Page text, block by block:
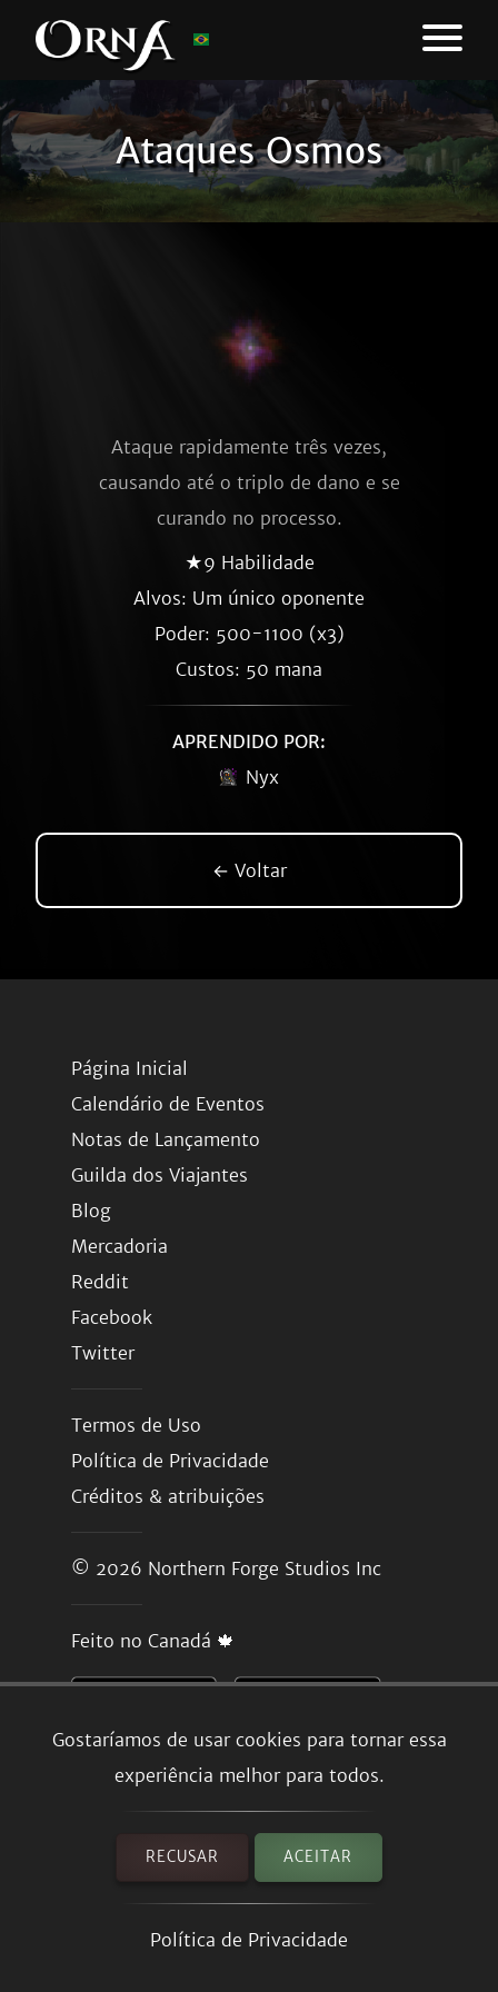
Ataques Osmos
Gostaríamos de usar cookies para tornar essa
experiência melhor para todos.
RECUSAR ACEITAR
Política de Privacidade
Ataque rapidamente três vezes,
causando até o triplo de dano e se
curando no processo.
★9 Habilidade
Alvos: Um único oponente
Poder: 500-1100 (x3)
Custos: 50 mana
APRENDIDO POR:
Nyx
← Voltar
Página Inicial
Calendário de Eventos
Notas de Lançamento
Guilda dos Viajantes
Blog
Mercadoria
Reddit
Facebook
Twitter
Termos de Uso
Política de Privacidade
Créditos & atribuições
© 2026 Northern Forge Studios Inc
Feito no Canadá 🍁